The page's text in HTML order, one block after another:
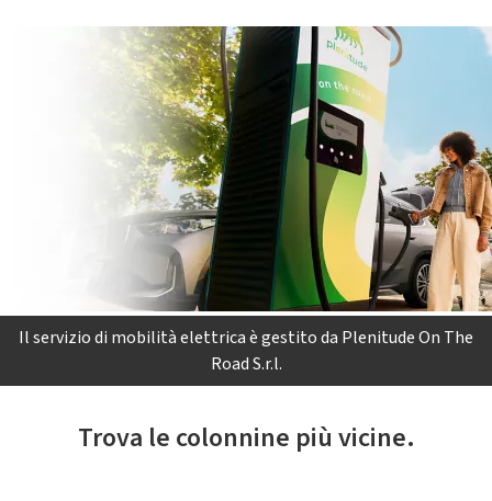
Il servizio di mobilità elettrica è gestito da Plenitude On The
Road S.r.l.
Trova le colonnine più vicine.